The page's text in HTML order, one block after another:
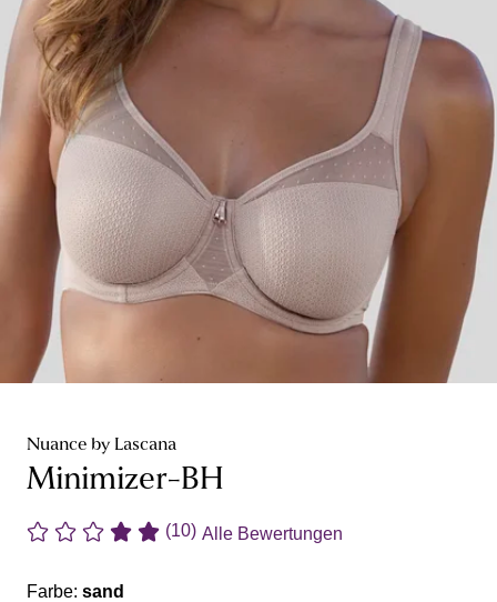
Nuance by Lascana
Minimizer-BH
(10) Alle Bewertungen
Farbe: sand